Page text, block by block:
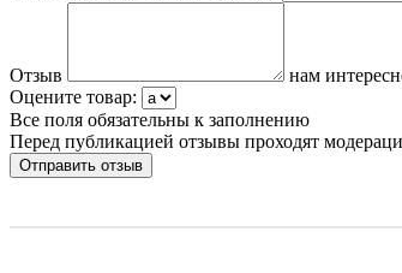
Отзыв
нам
Оцените товар:
Все поля обязательны к заполнению
Перед публикацией отзывы проходят